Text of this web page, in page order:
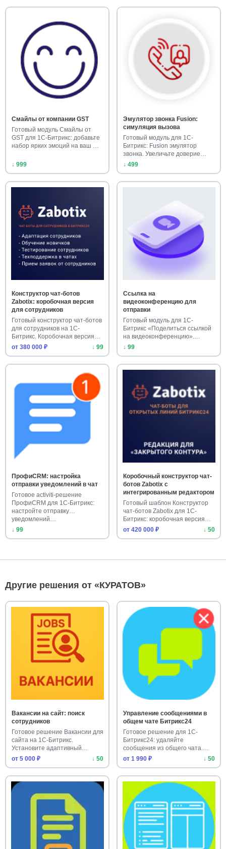
Смайлы от компании GST
Готовый модуль Смайлы от
GST для 1С-Битрикс: добавьте
набор ярких эмоций на ваш …
↓ 999
Эмулятор звонка Fusion:
симуляция вызова
Готовый модуль для 1С-
Битрикс: Fusion эмулятор
звонка. Увеличьте доверие
клиенто…
↓ 499
Конструктор чат-ботов
Zabotix: коробочная версия
для сотрудников
Готовый конструктор чат-ботов
для сотрудников на 1С-
Битрикс. Коробочная версия
о…
от 380 000 ₽ ↓ 99
Ссылка на
видеоконференцию для
отправки
Готовый модуль для 1С-
Битрикс «Поделиться ссылкой
на видеоконференцию».
Установи…
↓ 99
ПрофиCRM: настройка
отправки уведомлений в чат
Готовое activiti-решение
ПрофиCRM для 1С-Битрикс:
настройте отправку
уведомлений…
↓ 99
Коробочный конструктор чат-
ботов Zabotix с
интегрированным редактором
Готовый шаблон Конструктор
чат-ботов Zabotix для 1С-
Битрикс: коробочная версия
с…
от 420 000 ₽ ↓ 50
Другие решения от «КУРАТОВ»
Вакансии на сайт: поиск
сотрудников
Готовое решение Вакансии для
сайта на 1С-Битрикс.
Установите адаптивный
модуль д…
от 5 000 ₽ ↓ 50
Управление сообщениями в
общем чате Битрикс24
Готовое решение для 1С-
Битрикс24: удаляйте
сообщения из общего чата.
Упростите м…
от 1 990 ₽ ↓ 50